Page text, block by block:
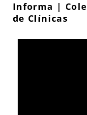
Informa |
de Clínicas